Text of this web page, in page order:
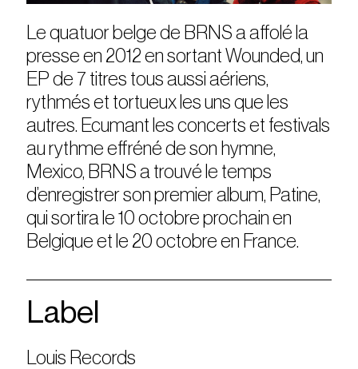
Le quatuor belge de BRNS a affolé la
presse en 2012 en sortant Wounded, un
EP de 7 titres tous aussi aériens,
rythmés et tortueux les uns que les
autres. Ecumant les concerts et festivals
au rythme effréné de son hymne,
Mexico, BRNS a trouvé le temps
d’enregistrer son premier album, Patine,
qui sortira le 10 octobre prochain en
Belgique et le 20 octobre en France.
Label
Louis Records